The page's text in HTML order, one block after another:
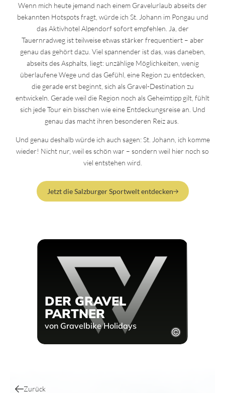
Wenn mich heute jemand nach einem Gravelurlaub abseits der
bekannten Hotspots fragt, würde ich St. Johann im Pongau und
das Aktivhotel Alpendorf sofort empfehlen. Ja, der
Tauernradweg ist teilweise etwas stärker frequentiert – aber
genau das gehört dazu. Viel spannender ist das, was daneben,
abseits des Asphalts, liegt: unzählige Möglichkeiten, wenig
überlaufene Wege und das Gefühl, eine Region zu entdecken,
die gerade erst beginnt, sich als Gravel-Destination zu
entwickeln. Gerade weil die Region noch als Geheimtipp gilt, fühlt
sich jede Tour ein bisschen wie eine Entdeckungsreise an. Und
genau das macht ihren besonderen Reiz aus.
Und genau deshalb würde ich auch sagen: St. Johann, ich komme
wieder! Nicht nur, weil es schön war – sondern weil hier noch so
viel entstehen wird.
Jetzt die Salzburger Sportwelt entdecken
DER GRAVEL
PARTNER
von Gravelbike Holidays
Zurück